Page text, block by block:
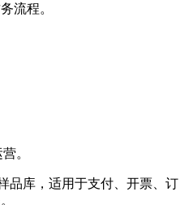
流程。
。
品库，适用于支付、开票、订